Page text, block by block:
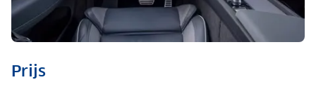
Prijs